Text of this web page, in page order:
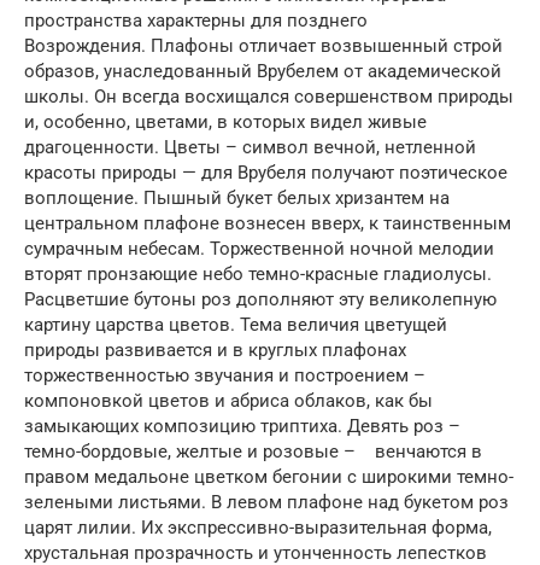
пространства характерны для позднего
Возрождения. Плафоны отличает возвышенный строй
образов, унаследованный Врубелем от академической
школы. Он всегда восхищался совершенством природы
и, особенно, цветами, в которых видел живые
драгоценности. Цветы – символ вечной, нетленной
красоты природы — для Врубеля получают поэтическое
воплощение. Пышный букет белых хризантем на
центральном плафоне вознесен вверх, к таинственным
сумрачным небесам. Торжественной ночной мелодии
вторят пронзающие небо темно-красные гладиолусы.
Расцветшие бутоны роз дополняют эту великолепную
картину царства цветов. Тема величия цветущей
природы развивается и в круглых плафонах
торжественностью звучания и построением –
компоновкой цветов и абриса облаков, как бы
замыкающих композицию триптиха. Девять роз –
темно-бордовые, желтые и розовые – венчаются в
правом медальоне цветком бегонии с широкими темно-
зелеными листьями. В левом плафоне над букетом роз
царят лилии. Их экспрессивно-выразительная форма,
хрустальная прозрачность и утонченность лепестков